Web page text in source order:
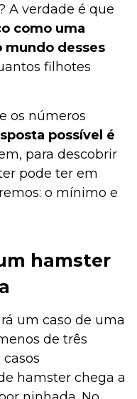
A verdade é que
como uma
mundo desses
filhotes
os números
possível é
para descobrir
pode ter em
o mínimo e
hamster
um caso de uma
de três
hamster chega a